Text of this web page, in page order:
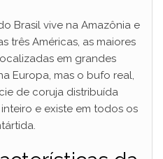
Brasil vive na Amazônia e
três Américas, as maiores
em grandes
Europa, mas o bufo real,
de coruja distribuída
e existe em todos os